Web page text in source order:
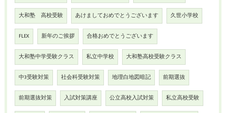
大和塾 高校受験 あけましておめでとうございます 久世小学校
FLEX 新年のご挨拶 合格おめでとうございます
大和塾中学受験クラス 私立中学校 大和塾高校受験クラス
中3受験対策 社会科受験対策 地理白地図暗記 前期選抜
前期選抜対策 入試対策講座 公立高校入試対策 私立高校受験